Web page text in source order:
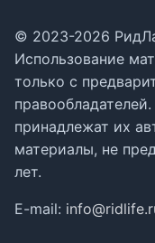
© 2023-2026
Использование
только с
принадлежат их
материалы, не
лет.
E-mail: